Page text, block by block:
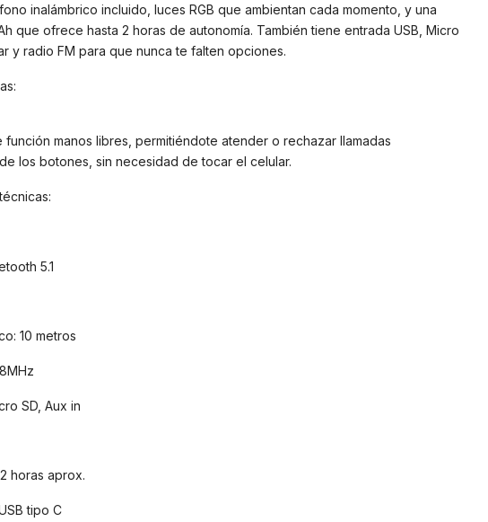
inalámbrico incluido, luces RGB que ambientan cada momento, y una
que ofrece hasta 2 horas de autonomía. También tiene entrada USB, Micro
y radio FM para que nunca te falten opciones.
función manos libres, permitiéndote atender o rechazar llamadas
los botones, sin necesidad de tocar el celular.
5.1
10 metros
SD, Aux in
horas aprox.
tipo C